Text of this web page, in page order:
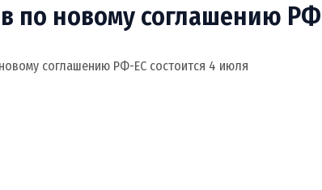
по новому соглашению
соглашению РФ-ЕС состоится 4 июля